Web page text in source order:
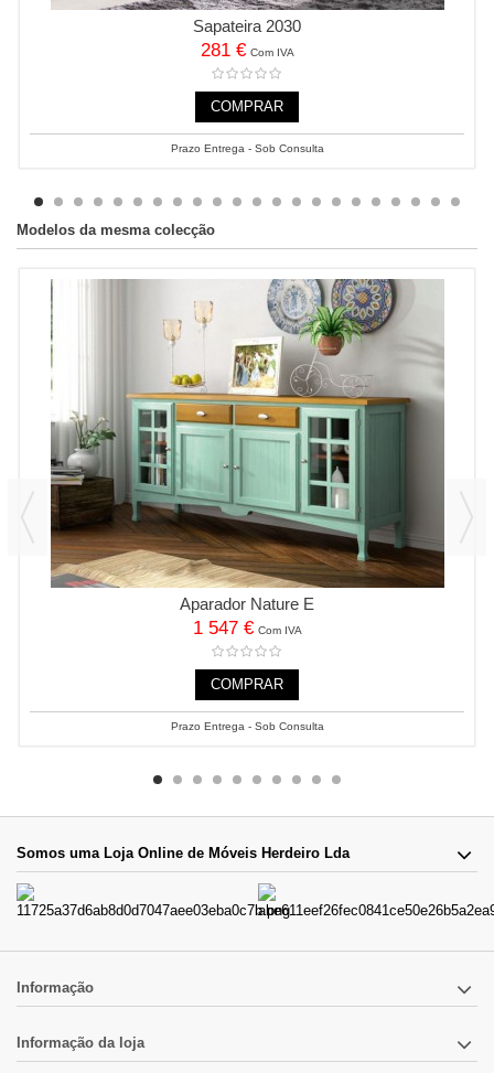
Sapateira 2030
281 € Com IVA
COMPRAR
Prazo Entrega - Sob Consulta
Modelos da mesma colecção
Aparador Nature E
1 547 € Com IVA
COMPRAR
Prazo Entrega - Sob Consulta
Somos uma Loja Online de Móveis Herdeiro Lda
Informação
Informação da loja